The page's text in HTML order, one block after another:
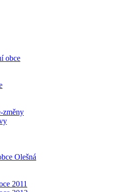
obce
změny
Olešná
2011